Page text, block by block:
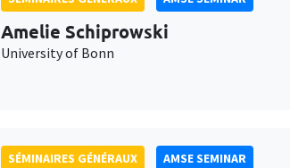
Amelie Schiprowski
University of Bonn
SÉMINAIRES GÉNÉRAUX AMSE SEMINAR